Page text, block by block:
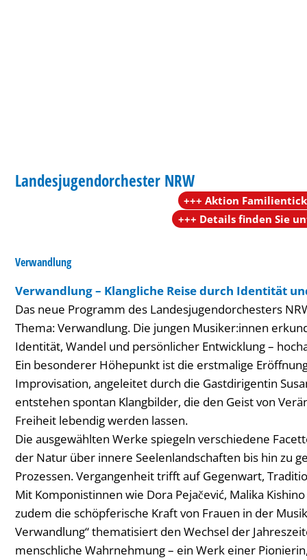
KATEGORIE: KLASSIK
Landesjugendorchester NRW
+++ Aktion
+++ Details finden Sie
Verwandlung
Verwandlung – Klangliche Reise durch Identität
Das neue Programm des Landesjugendorchesters
Thema: Verwandlung. Die jungen Musiker:innen
Identität, Wandel und persönlicher Entwicklung –
Ein besonderer Höhepunkt ist die erstmalige
Improvisation, angeleitet durch die Gastdirigentin
entstehen spontan Klangbilder, die den Geist von
Freiheit lebendig werden lassen.
Die ausgewählten Werke spiegeln verschiedene
der Natur über innere Seelenlandschaften bis hin zu
Prozessen. Vergangenheit trifft auf Gegenwart,
Mit Komponistinnen wie Dora Pejačević, Malika
zudem die schöpferische Kraft von Frauen in der
Verwandlung“ thematisiert den Wechsel der
menschliche Wahrnehmung – ein Werk einer